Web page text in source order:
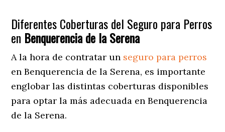
Diferentes Coberturas del Seguro para Perros
en Benquerencia de la Serena
A la hora de contratar un seguro para perros
en Benquerencia de la Serena, es importante
englobar las distintas coberturas disponibles
para optar la más adecuada en Benquerencia
de la Serena.